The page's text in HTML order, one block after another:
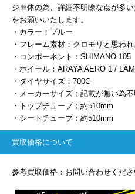
ジ車体の為、詳細不明瞭な点が多
をお願いいたします。
・カラー：ブルー
・フレーム素材：クロモリと思われ
・コンポーネント：SHIMANO 105
・ホイール：ARAYA AERO 1 /
・タイヤサイズ：700C
・メーカーサイズ：記載が無い為不
・トップチューブ：約510mm
・シートチューブ：約510mm
買取価格について
参考買取価格：お問い合わせくだ